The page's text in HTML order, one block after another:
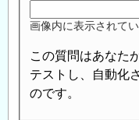
画像内に表示されて
この質問はあなた
テストし、自動化
のです。